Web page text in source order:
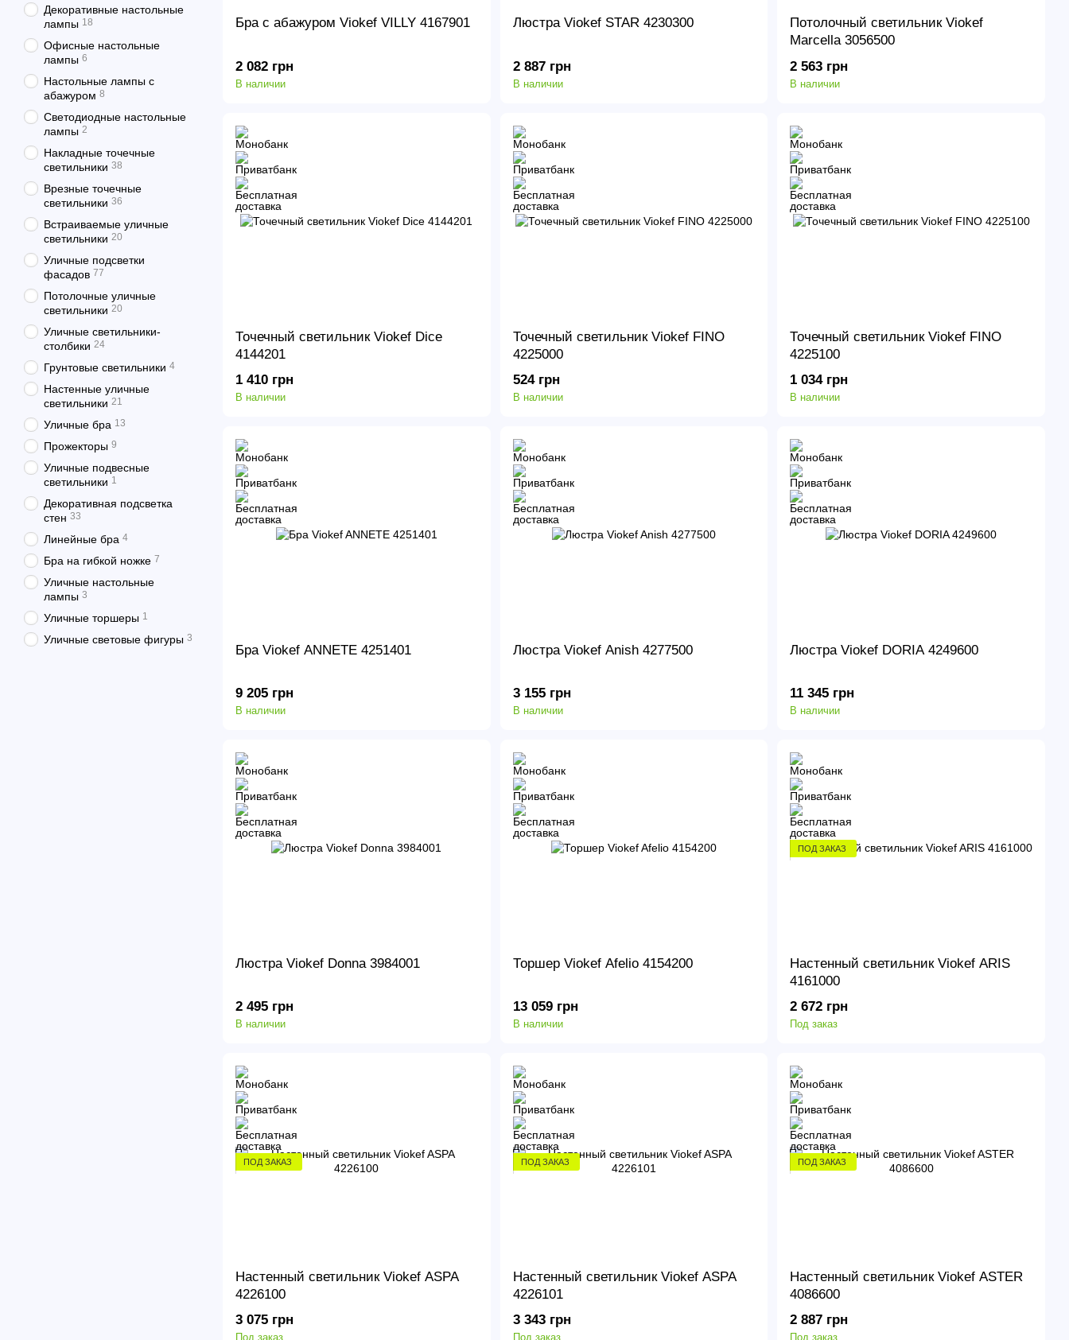
Бра с абажуром Viokef VILLY 4167901
2 082 грн
В наличии
Люстра Viokef STAR 4230300
2 887 грн
В наличии
Потолочный светильник Viokef
Marcella 3056500
2 563 грн
В наличии
Точечный светильник Viokef Dice
4144201
1 410 грн
В наличии
Точечный светильник Viokef FINO
4225000
524 грн
В наличии
Точечный светильник Viokef FINO
4225100
1 034 грн
В наличии
Бра Viokef ANNETE 4251401
9 205 грн
В наличии
Люстра Viokef Anish 4277500
3 155 грн
В наличии
Люстра Viokef DORIA 4249600
11 345 грн
В наличии
Люстра Viokef Donna 3984001
2 495 грн
В наличии
Торшер Viokef Afelio 4154200
13 059 грн
В наличии
ПОД ЗАКАЗ
Настенный светильник Viokef ARIS
4161000
2 672 грн
Под заказ
ПОД ЗАКАЗ
Настенный светильник Viokef ASPA
4226100
3 075 грн
Под заказ
ПОД ЗАКАЗ
Настенный светильник Viokef ASPA
4226101
3 343 грн
Под заказ
ПОД ЗАКАЗ
Настенный светильник Viokef ASTER
4086600
2 887 грн
Под заказ
Декоративные настольные
лампы 18
Офисные настольные
лампы 6
Настольные лампы с
абажуром 8
Светодиодные настольные
лампы 2
Накладные точечные
светильники 38
Врезные точечные
светильники 36
Встраиваемые уличные
светильники 20
Уличные подсветки
фасадов 77
Потолочные уличные
светильники 20
Уличные светильники-
столбики 24
Грунтовые светильники 4
Настенные уличные
светильники 21
Уличные бра 13
Прожекторы 9
Уличные подвесные
светильники 1
Декоративная подсветка
стен 33
Линейные бра 4
Бра на гибкой ножке 7
Уличные настольные
лампы 3
Уличные торшеры 1
Уличные световые фигуры 3